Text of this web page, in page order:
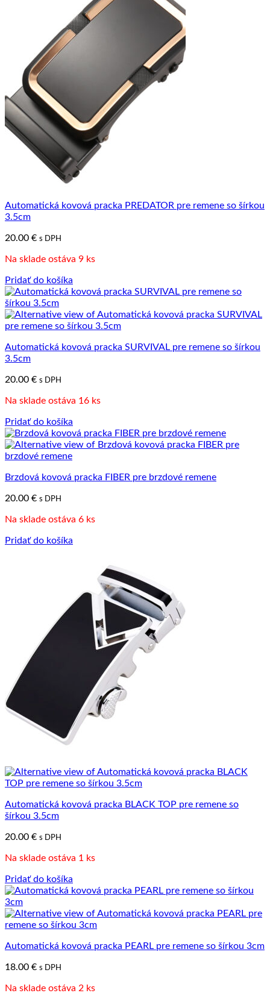
Automatická kovová pracka PREDATOR pre remene so šírkou
3.5cm
20.00 € s DPH
Na sklade ostáva 9 ks
Pridať do košíka
Automatická kovová pracka SURVIVAL pre remene so šírkou
3.5cm
20.00 € s DPH
Na sklade ostáva 16 ks
Pridať do košíka
Brzdová kovová pracka FIBER pre brzdové remene
20.00 € s DPH
Na sklade ostáva 6 ks
Pridať do košíka
Automatická kovová pracka BLACK TOP pre remene so
šírkou 3.5cm
20.00 € s DPH
Na sklade ostáva 1 ks
Pridať do košíka
Automatická kovová pracka PEARL pre remene so šírkou 3cm
18.00 € s DPH
Na sklade ostáva 2 ks